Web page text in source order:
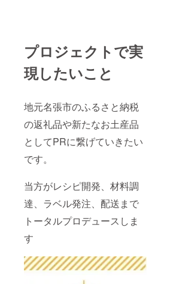
プロジェクトで実
現したいこと
地元名張市のふるさと納税
の返礼品や新たなお土産品
としてPRに繋げていきたい
です。
当方がレシピ開発、材料調
達、ラベル発注、配送まで
トータルプロデュースしま
す